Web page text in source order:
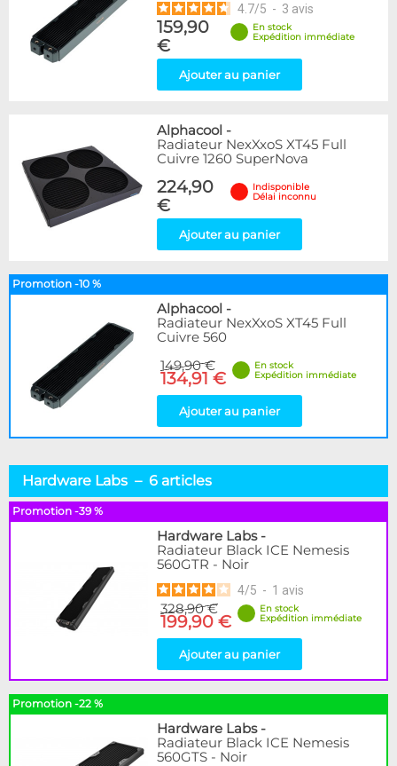
4.7/5 - 3 avis
159,90
€
En stock
Expédition immédiate
Ajouter au panier
Alphacool -
Radiateur NexXxoS XT45 Full
Cuivre 1260 SuperNova
224,90
€
Indisponible
Délai inconnu
Ajouter au panier
Promotion -10 %
Alphacool -
Radiateur NexXxoS XT45 Full
Cuivre 560
149,90 €
134,91 €
En stock
Expédition immédiate
Ajouter au panier
Hardware Labs – 6 articles
Promotion -39 %
Hardware Labs-
Radiateur Black ICE Nemesis
560GTR - Noir
4/5 - 1 avis
328,90 €
199,90 €
En stock
Expédition immédiate
Ajouter au panier
Promotion -22 %
Hardware Labs-
Radiateur Black ICE Nemesis
560GTS - Noir